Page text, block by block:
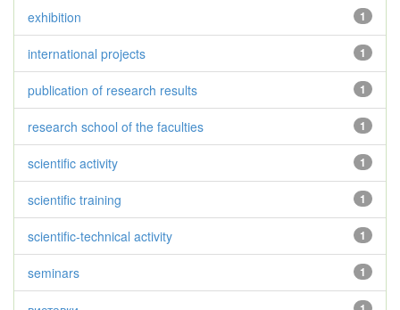
1
exhibition
1
international projects
1
publication of research results
1
research school of the faculties
1
scientific activity
1
scientific training
1
scientific-technical activity
1
seminars